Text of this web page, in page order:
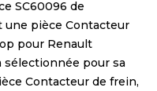
SC60096 de
une pièce Contacteur
pour Renault
sélectionnée pour sa
Contacteur de frein,